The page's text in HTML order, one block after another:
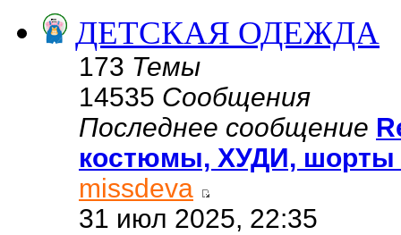
ДЕТСКАЯ ОДЕЖДА
173 Темы
14535 Сообщения
Последнее сообщение
костюмы, ХУДИ, шорты
missdeva
31 июл 2025, 22:35